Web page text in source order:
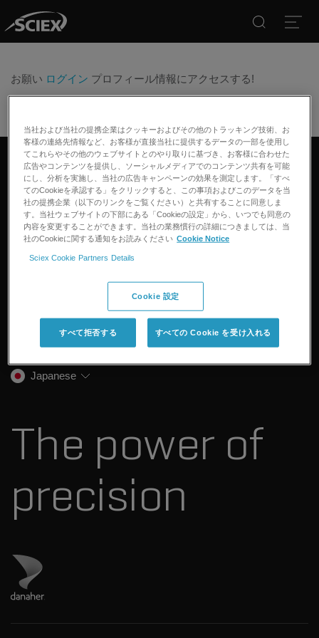
お願い ログイン プロフィール情報にアクセスする!
リンクトインツイッターフェイスブックインスタグラム
製品
質量分析計
キャピラリー電気泳動機器
HPLC製品
イオンモビリティ
スペクトルライブラリ
アプリケーション
食品/飲料検査
法医学ソリューション
トレーニング
プロフェッショナルサービス
キャリア
SCIEXについて
SCIEXの歴史
プレスリリース
Japanese
The power of
precision
ダナハーのサイトにアクセス
当社および当社の提携企業はクッキーおよびその他のトラッキング技術、お
客様の連絡先情報など、お客様が直接当社に提供するデータの一部を使用し
てこれらやその他のウェブサイトとのやり取りに基づき、お客様に合わせた
広告やコンテンツを提供し、ソーシャルメディアでのコンテンツ共有を可能
にし、分析を実施し、当社の広告キャンペーンの効果を測定します。「すべ
てのCookieを承認する」をクリックすると、この事項およびこのデータを当
社の提携企業（以下のリンクをご覧ください）と共有することに同意しま
す。当社ウェブサイトの下部にある「Cookieの設定」から、いつでも同意の
内容を変更することができます。当社の業務慣行の詳細につきましては、当
社のCookieに関する通知をお読みください Cookie Notice
Sciex Cookie Partners Details
Cookie 設定
すべて拒否する すべての Cookie を受け入れる